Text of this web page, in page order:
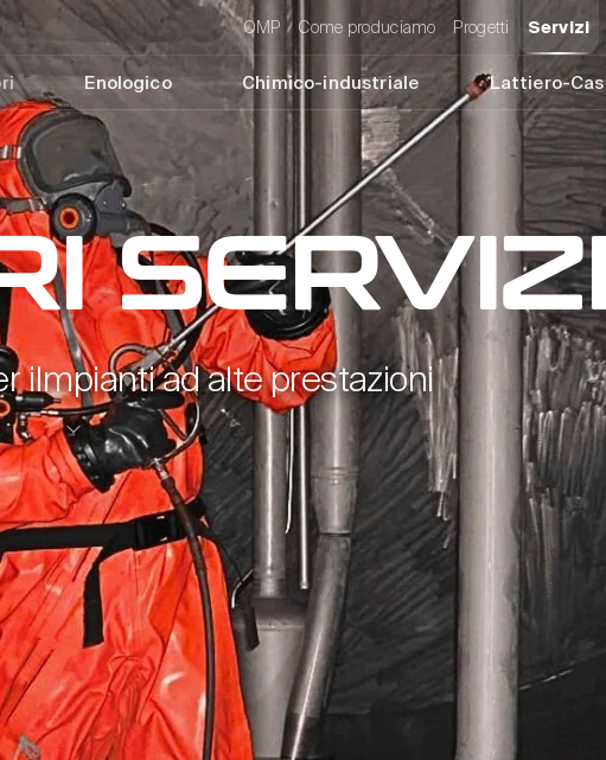
OMP Come produciamo Progetti Servizi
Enologico Chimico-industriale Lattiero-
iImpianti ad alte prestazioni